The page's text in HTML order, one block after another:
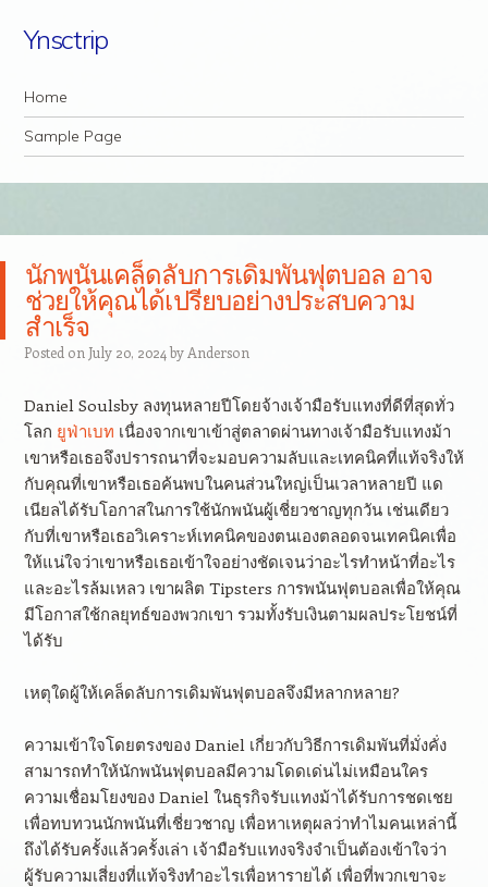
Ynsctrip
Navigation
Skip to content
Home
Sample Page
นักพนันเคล็ดลับการเดิมพันฟุตบอล อาจ
ช่วยให้คุณได้เปรียบอย่างประสบความ
สำเร็จ
Posted on July 20, 2024 by Anderson
Daniel Soulsby ลงทุนหลายปีโดยจ้างเจ้ามือรับแทงที่ดีที่สุดทั่ว
โลก ยูฟ่าเบท เนื่องจากเขาเข้าสู่ตลาดผ่านทางเจ้ามือรับแทงม้า
เขาหรือเธอจึงปรารถนาที่จะมอบความลับและเทคนิคที่แท้จริงให้
กับคุณที่เขาหรือเธอค้นพบในคนส่วนใหญ่เป็นเวลาหลายปี แด
เนียลได้รับโอกาสในการใช้นักพนันผู้เชี่ยวชาญทุกวัน เช่นเดียว
กับที่เขาหรือเธอวิเคราะห์เทคนิคของตนเองตลอดจนเทคนิคเพื่อ
ให้แน่ใจว่าเขาหรือเธอเข้าใจอย่างชัดเจนว่าอะไรทำหน้าที่อะไร
และอะไรล้มเหลว เขาผลิต Tipsters การพนันฟุตบอลเพื่อให้คุณ
มีโอกาสใช้กลยุทธ์ของพวกเขา รวมทั้งรับเงินตามผลประโยชน์ที่
ได้รับ
เหตุใดผู้ให้เคล็ดลับการเดิมพันฟุตบอลจึงมีหลากหลาย?
ความเข้าใจโดยตรงของ Daniel เกี่ยวกับวิธีการเดิมพันที่มั่งคั่ง
สามารถทำให้นักพนันฟุตบอลมีความโดดเด่นไม่เหมือนใคร
ความเชื่อมโยงของ Daniel ในธุรกิจรับแทงม้าได้รับการชดเชย
เพื่อทบทวนนักพนันที่เชี่ยวชาญ เพื่อหาเหตุผลว่าทำไมคนเหล่านี้
ถึงได้รับครั้งแล้วครั้งเล่า เจ้ามือรับแทงจริงจำเป็นต้องเข้าใจว่า
ผู้รับความเสี่ยงที่แท้จริงทำอะไรเพื่อหารายได้ เพื่อที่พวกเขาจะ